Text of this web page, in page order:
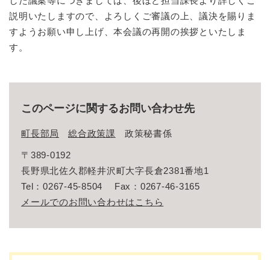
説明いたしますので、よろしくご審議の上、議決を賜りま
すようお願い申し上げ、本会議の再開の挨拶といたしま
す。
このページに関するお問い合わせ先
町長部局 総合政策課 政策秘書係
〒389-0192
長野県北佐久郡軽井沢町大字長倉2381番地1
Tel：0267-45-8504
Fax：0267-46-3165
メールでのお問い合わせはこちら